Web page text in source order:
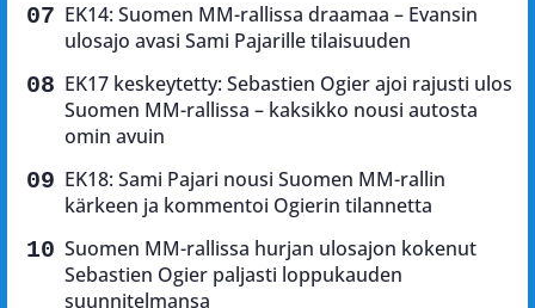
EK14: Suomen MM-rallissa draamaa – Evansin
ulosajo avasi Sami Pajarille tilaisuuden
EK17 keskeytetty: Sebastien Ogier ajoi rajusti ulos
Suomen MM-rallissa – kaksikko nousi autosta
omin avuin
EK18: Sami Pajari nousi Suomen MM-rallin
kärkeen ja kommentoi Ogierin tilannetta
Suomen MM-rallissa hurjan ulosajon kokenut
Sebastien Ogier paljasti loppukauden
suunnitelmansa